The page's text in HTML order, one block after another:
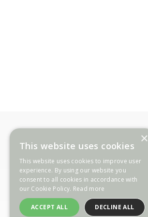
Betalingswijzen
Levering
Gebruiksvoorwaarden
Privacy
×
This website uses cookies
This website uses cookies to improve user
experience. By using our website you
consent to all cookies in accordance with
our Cookie Policy. Read more
ACCEPT ALL DECLINE ALL